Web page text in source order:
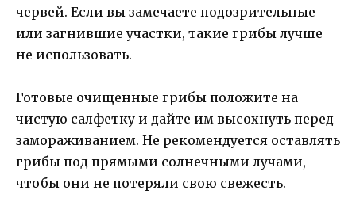
червей. Если вы замечаете подозрительные
или загнившие участки, такие грибы лучше
не использовать.
Готовые очищенные грибы положите на
чистую салфетку и дайте им высохнуть перед
замораживанием. Не рекомендуется оставлять
грибы под прямыми солнечными лучами,
чтобы они не потеряли свою свежесть.